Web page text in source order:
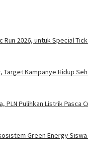
Run 2026, untuk Special
Target Kampanye Hidup
PLN Pulihkan Listrik Pasca
Green Energy Siswa